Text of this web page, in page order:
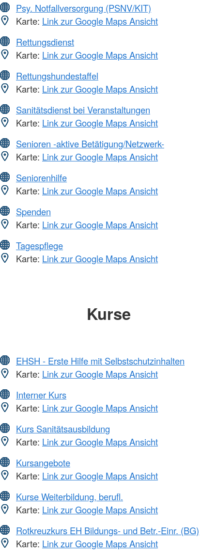
Psy. Notfallversorgung (PSNV/KIT)
Karte: Link zur Google Maps Ansicht
Rettungsdienst
Karte: Link zur Google Maps Ansicht
Rettungshundestaffel
Karte: Link zur Google Maps Ansicht
Sanitätsdienst bei Veranstaltungen
Karte: Link zur Google Maps Ansicht
Senioren -aktive Betätigung/Netzwerk-
Karte: Link zur Google Maps Ansicht
Seniorenhilfe
Karte: Link zur Google Maps Ansicht
Spenden
Karte: Link zur Google Maps Ansicht
Tagespflege
Karte: Link zur Google Maps Ansicht
Kurse
EHSH - Erste Hilfe mit Selbstschutzinhalten
Karte: Link zur Google Maps Ansicht
Interner Kurs
Karte: Link zur Google Maps Ansicht
Kurs Sanitätsausbildung
Karte: Link zur Google Maps Ansicht
Kursangebote
Karte: Link zur Google Maps Ansicht
Kurse Weiterbildung, berufl.
Karte: Link zur Google Maps Ansicht
Rotkreuzkurs EH Bildungs- und Betr.-Einr. (BG)
Karte: Link zur Google Maps Ansicht